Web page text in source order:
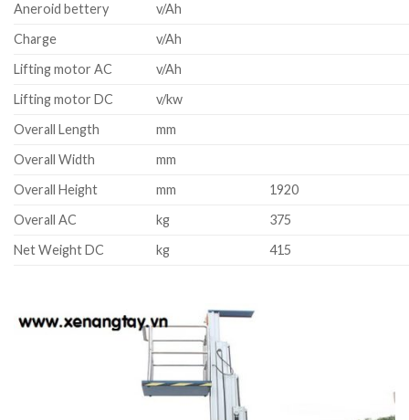
Aneroid bettery
v/Ah
Charge
v/Ah
Lifting motor AC
v/Ah
Lifting motor DC
v/kw
Overall Length
mm
Overall Width
mm
Overall Height
mm
1920
Overall AC
kg
375
Net Weight DC
kg 415